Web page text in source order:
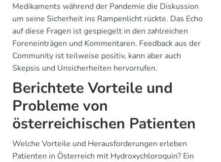
Medikaments während der Pandemie die Diskussion
um seine Sicherheit ins Rampenlicht rückte. Das Echo
auf diese Fragen ist gespiegelt in den zahlreichen
Foreneinträgen und Kommentaren. Feedback aus der
Community ist teilweise positiv, kann aber auch
Skepsis und Unsicherheiten hervorrufen.
Berichtete Vorteile und
Probleme von
österreichischen Patienten
Welche Vorteile und Herausforderungen erleben
Patienten in Österreich mit Hydroxychloroquin? Ein